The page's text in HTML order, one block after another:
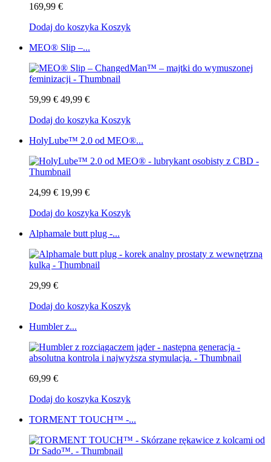
169,99 €
Dodaj do koszyka Koszyk
MEO® Slip –...
59,99 € 49,99 €
Dodaj do koszyka Koszyk
HolyLube™ 2.0 od MEO®...
24,99 € 19,99 €
Dodaj do koszyka Koszyk
Alphamale butt plug -...
29,99 €
Dodaj do koszyka Koszyk
Humbler z...
69,99 €
Dodaj do koszyka Koszyk
TORMENT TOUCH™ -...